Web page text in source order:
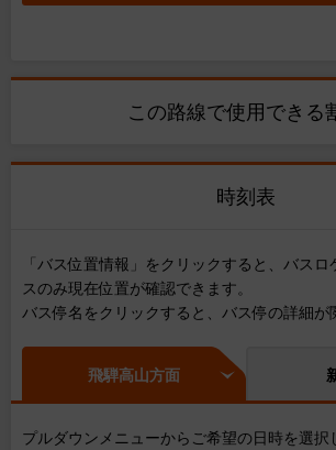
この路線で使用できる
時刻表
「バス位置情報」をクリックすると、バス
スのみ現在位置が確認できます。
バス停名をクリックすると、バス停の詳細が
飛騨高山方面
プルダウンメニューからご希望の日時を選択